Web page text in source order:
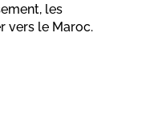
les
vers le Maroc.